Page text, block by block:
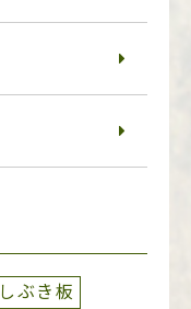
しぶき板